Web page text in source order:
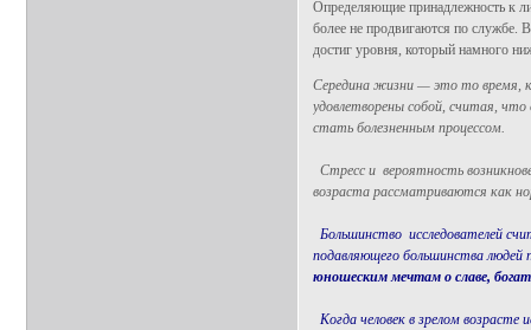
Определяющие принадлежность к
более не продвигаются по службе.
достиг уровня, который намного
Середина жизни — это то время,
удовлетворены собой, считая,
стать болезненным процессом.
Стресс и вероятность
возраста рассматриваются как
Большинство исследователей
подавляющего большинства людей
юношеским мечтам о славе,
Когда человек в зрелом